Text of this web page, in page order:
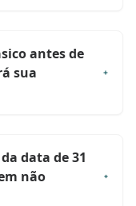
antes de
sua
data de 31
não